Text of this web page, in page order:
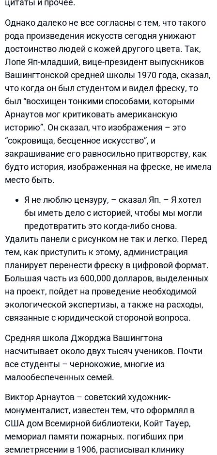
цитаты и прочее.
Однако далеко не все согласны с тем, что такого
рода произведения искусств сегодня унижают
достоинство людей с кожей другого цвета. Так,
Лопе Яп-младший, вице-президент выпускников
Вашингтонской средней школы 1970 года, сказал,
что когда он был студентом и видел фреску, то
был “восхищен тонкими способами, которыми
Арнаутов мог критиковать американскую
историю”. Он сказал, что изображения – это
“сокровища, бесценное искусство”, и
закрашивание его равносильно притворству, как
будто история, изображенная на фреске, не имела
место быть.
Я не люблю цензуру, – сказал Яп. – Я хотел
бы иметь дело с историей, чтобы мы могли
предотвратить это когда-либо снова.
Удалить панели с рисунком не так и легко. Перед
тем, как приступить к этому, администрация
планирует перенести фреску в цифровой формат.
Большая часть из 600,000 долларов, выделенных
на проект, пойдет на проведение необходимой
экологической экспертизы, а также на расходы,
связанные с юридической стороной вопроса.
Средняя школа Джорджа Вашингтона
насчитывает около двух тысяч учеников. Почти
все студенты – чернокожие, многие из
малообеспеченных семей.
Виктор Арнаутов – советский художник-
монументалист, известен тем, что оформлял в
США дом Всемирной библиотеки, Койт Тауер,
мемориал памяти пожарных. погибших при
землетрясении в 1906, расписывал клинику